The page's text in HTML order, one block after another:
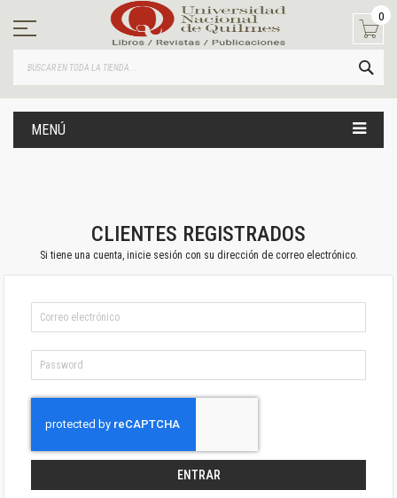
contenido
0
MENÚ
CLIENTES REGISTRADOS
Si tiene una cuenta, inicie sesión con su dirección de correo electrónico.
ENTRAR